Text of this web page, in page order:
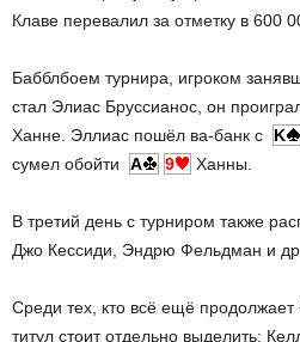
Клаве перевалил за отметку в 600
Бабблбоем турнира, игроком
стал Элиас Бруссианос, он
Ханне. Эллиас пошёл ва-банк с
K
сумел обойти A 9 Ханны.
В третий день с турниром также
Джо Кессиди, Эндрю Фельдман и др.
Среди тех, кто всё ещё продолжает
титул стоит отдельно выделить: